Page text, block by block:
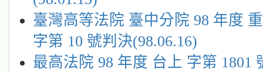
臺灣高等法院 臺中分院 98 年度
字第 10 號判決(98.06.16)
最高法院 98 年度 台上 字第 1801